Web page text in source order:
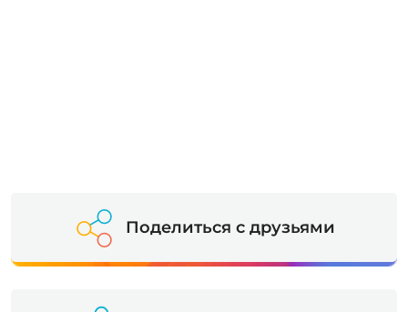
Поделиться с друзьями